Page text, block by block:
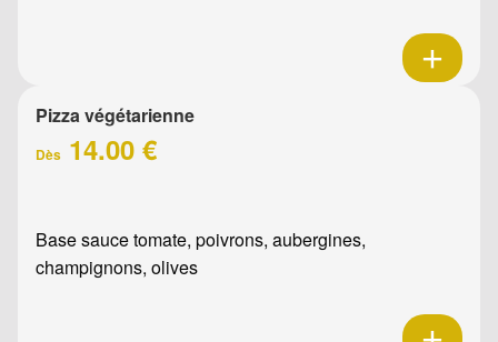
Pizza végétarienne
Dès 14.00 €
Base sauce tomate, poivrons, aubergines,
champignons, olives